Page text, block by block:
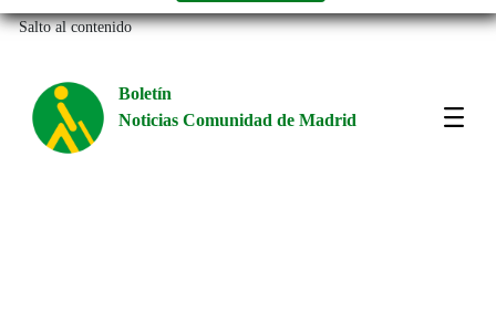
Salto al contenido
Boletín
Noticias Comunidad de Madrid